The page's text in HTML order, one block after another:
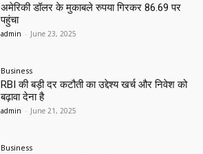
अमेरिकी डॉलर के मुकाबले रुपया गिरकर 86.69 पर
पहुंचा
admin - June 23, 2025
Business
RBI की बड़ी दर कटौती का उद्देश्य खर्च और निवेश को
बढ़ावा देना है
admin - June 21, 2025
Business